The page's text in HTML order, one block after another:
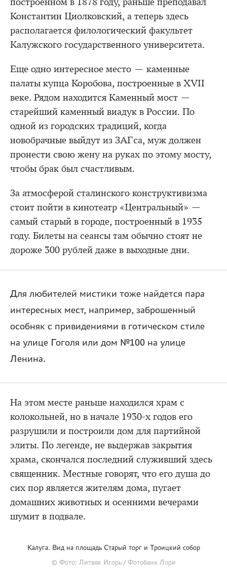
Константин Циолковский, а теперь здесь
располагается филологический факультет
Калужского государственного университета.
Еще одно интересное место — каменные
палаты купца Коробова, построенные в XVII
веке. Рядом находится Каменный мост —
старейший каменный виадук в России. По
одной из городских традиций, когда
новобрачные выйдут из ЗАГcа, муж должен
пронести свою жену на руках по этому мосту,
чтобы брак был счастливым.
За атмосферой сталинского конструктивизма
стоит пойти в кинотеатр «Центральный» —
самый старый в городе, построенный в 1935
году. Билеты на сеансы там обычно стоят не
дороже 300 рублей даже в выходные дни.
Для любителей мистики тоже найдется пара
интересных мест, например, заброшенный
особняк с привидениями в готическом стиле
на улице Гоголя или дом №100 на улице
Ленина.
На этом месте раньше находился храм с
колокольней, но в начале 1930-х годов его
разрушили и построили дом для партийной
элиты. По легенде, не выдержав закрытия
храма, скончался последний служивший здесь
священник. Местные говорят, что его душа до
сих пор является жителям дома, пугает
домашних животных и осенними вечерами
шумит в подвале.
Калуга. Вид на площадь Старый торг и Троицкий собор
© Фото: Литвяк Игорь / Фотобанк Лори